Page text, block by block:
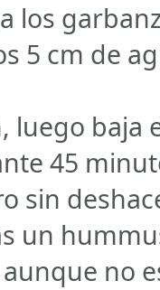
los
5 cm de
luego baja
45
sin
un
no